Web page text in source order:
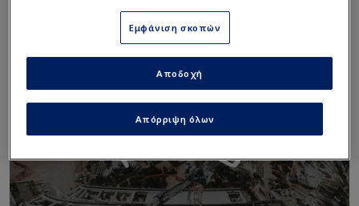
Εμφάνιση σκοπών
Απόρριψη όλων
Αποδοχή